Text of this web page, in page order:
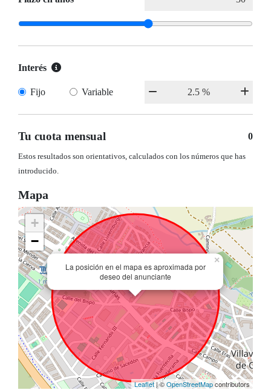
Interés
Fijo Variable
Tu cuota mensual 0
Estos resultados son orientativos, calculados con los números que has
introducido.
Mapa
La posición en el mapa es aproximada por
deseo del anunciante
×
+
−
Leaflet| ©OpenStreetMapcontributors